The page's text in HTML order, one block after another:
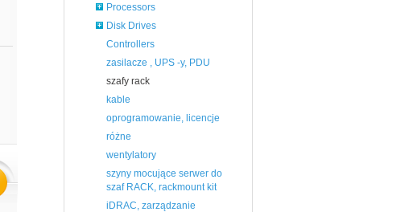
Processors
Disk Drives
Controllers
zasilacze , UPS -y, PDU
szafy rack
kable
oprogramowanie, licencje
różne
wentylatory
szyny mocujące serwer do
szaf RACK, rackmount kit
iDRAC, zarządzanie